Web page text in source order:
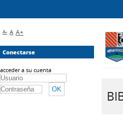
A- A A+
Conectarse
acceder a su cuenta